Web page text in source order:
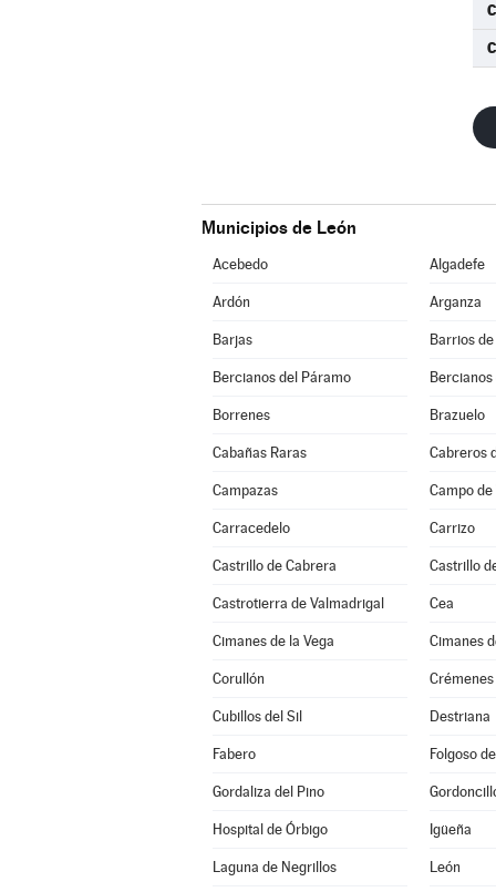
Municipios de León
Acebedo Algadefe
Ardón Arganza
Barjas Barrios
Bercianos del Páramo Bercianos
Borrenes Brazuelo
Cabañas Raras Cabreros
Campazas Campo de
Carracedelo Carrizo
Castrillo de Cabrera Castrillo
Castrotierra de Valmadrigal Cea
Cimanes de la Vega Cimanes
Corullón Crémenes
Cubillos del Sil Destriana
Fabero Folgoso
Gordaliza del Pino
Hospital de Órbigo Igüeña
Laguna de Negrillos León